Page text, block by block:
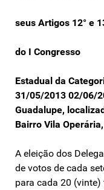
seus Artigos 12° e
do I Congresso
Estadual da
31/05/2013 02/06/
Guadalupe,
Bairro Vila
A eleição dos
de votos de cada
para cada 20 (vinte)